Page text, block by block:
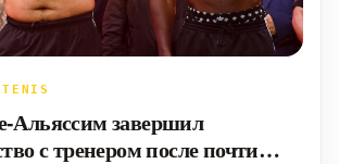
завершил
с тренером после почти